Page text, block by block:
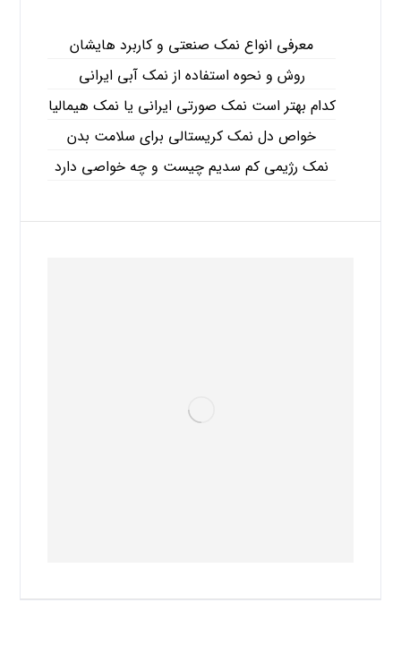
معرفی انواع نمک صنعتی و کاربرد هایشان
روش و نحوه استفاده از نمک آبی ایرانی
کدام بهتر است نمک صورتی ایرانی یا نمک هیمالیا
خواص دل نمک کریستالی برای سلامت بدن
نمک رژیمی کم سدیم چیست و چه خواصی دارد